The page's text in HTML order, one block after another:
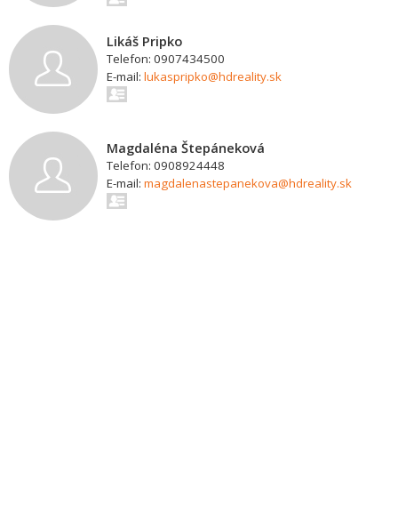
Likáš Pripko
Telefon: 0907434500
E-mail: lukaspripko@hdreality.sk
Magdaléna Štepáneková
Telefon: 0908924448
E-mail: magdalenastepanekova@hdreality.sk